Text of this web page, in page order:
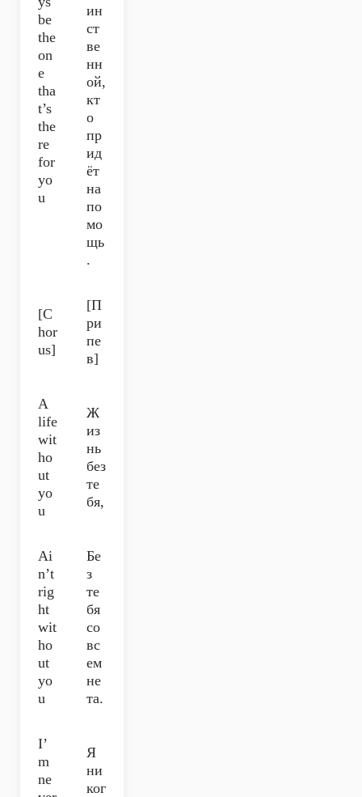
be
the
on
e
tha
t’s
the
re
for
yo
u
ин
ст
ве
нн
ой,
кт
о
пр
ид
ёт
на
по
мо
щь
.
[C
hor
us]
[П
ри
пе
в]
A
life
wit
ho
ut
yo
u
Ж
из
нь
без
те
бя,
Ai
n’t
rig
ht
wit
ho
ut
yo
u
Бе
з
те
бя
со
вс
ем
не
та.
I’
m
ne
Я
ни
ког